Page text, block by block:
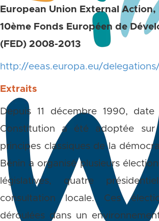
European Union External Action,
10ème Fonds Européen de
(FED) 2008-2013
http://eeas.europa.eu/
Extraits
Depuis 11 décembre 1990,
Constitution a été adoptée
principes classiques de la
Bénin a organisé plusieurs
législatives, quatre
consultation locale. Ces
déroulées dans un